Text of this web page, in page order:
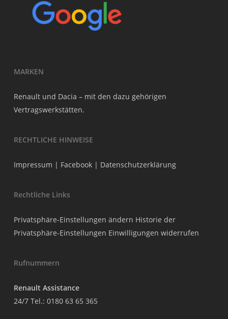
MARKEN
Renault und Dacia – mit den dazu gehörigen
Vertragswerkstätten.
RECHTLICHE HINWEISE
Impressum | Facebook| Datenschutzerklärung
Rechtliche Links
Privatsphäre-Einstellungen ändern Historie der
Privatsphäre-Einstellungen Einwilligungen widerrufen
Rufnummern
Renault Assistance
24/7 Tel.: 0180 63 65 365